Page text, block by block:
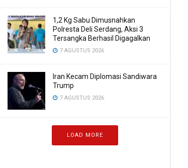
1,2 Kg Sabu Dimusnahkan
Polresta Deli Serdang, Aksi 3
Tersangka Berhasil Digagalkan
7 AGUSTUS 2026
Iran Kecam Diplomasi Sandiwara
Trump
7 AGUSTUS 2026
LOAD MORE